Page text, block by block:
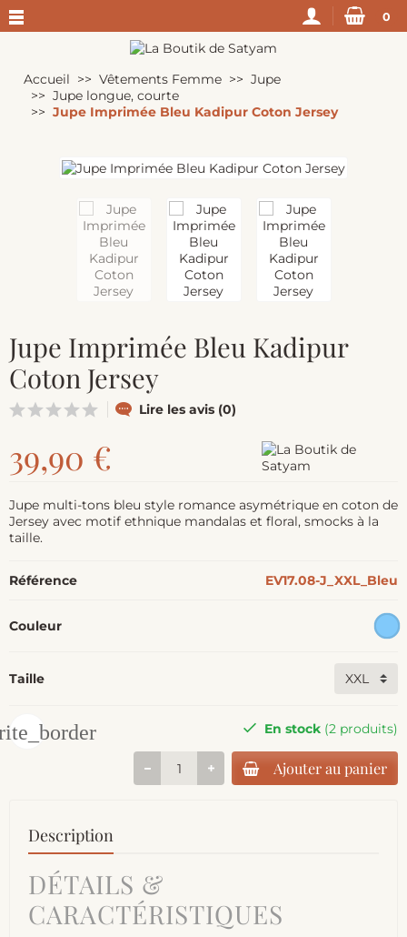
0
Accueil Vêtements Femme
Jupe
Jupe longue, courte
Jupe Imprimée Bleu Kadipur Coton Jersey
Jupe Imprimée Bleu Kadipur
Coton Jersey
Lire les avis (0)
39,90 €
Jupe multi-tons bleu style romance asymétrique en coton de
Jersey avec motif ethnique mandalas et floral, smocks à la
taille.
Référence EV17.08-J_XXL_Bleu
Couleur
Taille
En stock (2 produits)
Ajouter au panier
Description
DÉTAILS &
CARACTÉRISTIQUES